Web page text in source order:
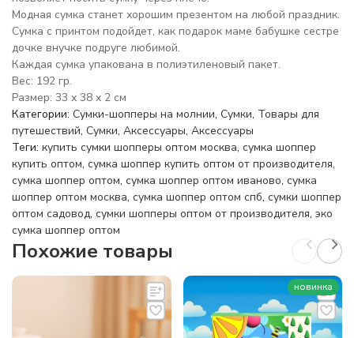
Модная сумка станет хорошим презентом на любой праздник.
Сумка с принтом подойдет, как подарок маме бабушке сестре
дочке внучке подруге любимой.
Каждая сумка упакована в полиэтиленовый пакет.
Вес: 192 гр.
Размер: 33 х 38 х 2 см
Категории: Сумки-шопперы на молнии, Сумки, Товары для
путешествий, Сумки, Аксессуары, Аксессуары
Теги: купить сумки шопперы оптом москва, сумка шоппер
купить оптом, сумка шоппер купить оптом от производителя,
сумка шоппер оптом, сумка шоппер оптом иваново, сумка
шоппер оптом москва, сумка шоппер оптом спб, сумки шоппер
оптом садовод, сумки шопперы оптом от производителя, эко
сумка шоппер оптом
Похожие товары
новинка